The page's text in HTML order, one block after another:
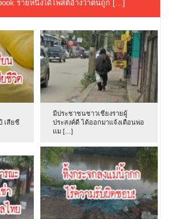
รายหนึ่งได้โพสต์อ้างว่าตนถูก […]
เสียชี
มีประชาชนชาวเชียงรายผู้
ประสงค์ดี ได้ออกมาแจ้งเตือนพ่อ
แม […]